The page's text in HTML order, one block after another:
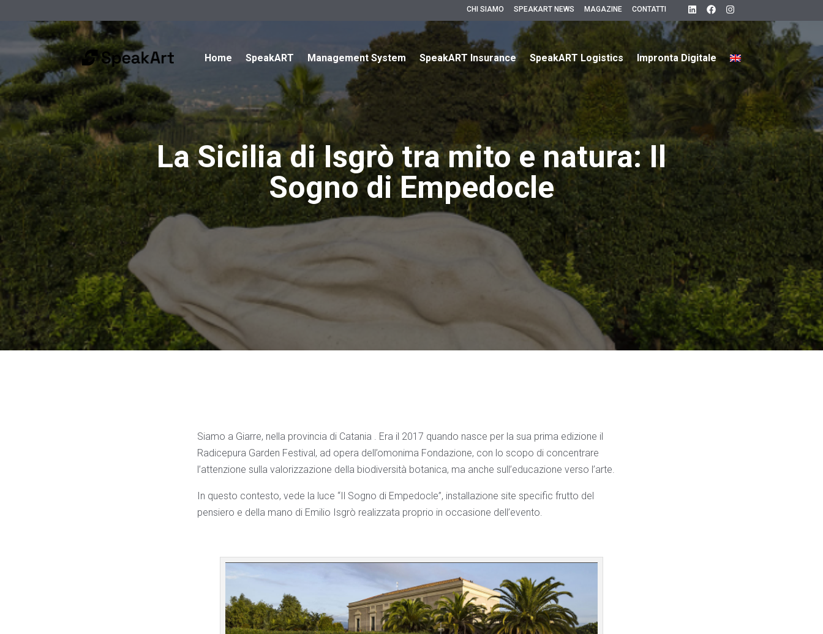
CHI SIAMO SPEAKART NEWS MAGAZINE CONTATTI
Home SpeakART Management System SpeakART Insurance SpeakART Logistics Impronta Digitale
La Sicilia di Isgrò tra mito e natura: Il
Sogno di Empedocle
Siamo a Giarre, nella provincia di Catania . Era il 2017 quando nasce per la sua prima edizione il
Radicepura Garden Festival, ad opera dell’omonima Fondazione, con lo scopo di concentrare
l’attenzione sulla valorizzazione della biodiversità botanica, ma anche sull’educazione verso l’arte.
In questo contesto, vede la luce “Il Sogno di Empedocle”, installazione site specific frutto del
pensiero e della mano di Emilio Isgrò realizzata proprio in occasione dell’evento.